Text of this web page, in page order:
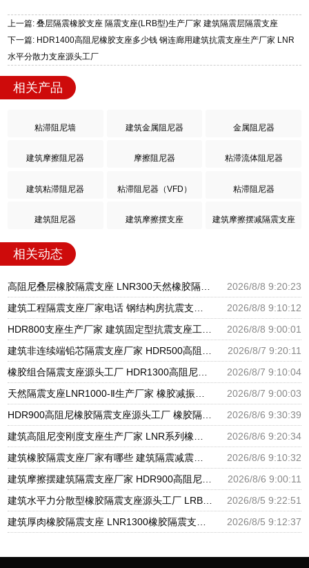
上一篇: 叠层隔震橡胶支座 隔震支座(LRB型)生产厂家 建筑隔震层隔震支座
下一篇: HDR1400高阻尼橡胶支座多少钱 钢连廊用建筑抗震支座生产厂家 LNR
水平分散力支座源头工厂
相关产品
粘滞阻尼墙 建筑金属阻尼器 金属阻尼器
建筑摩擦阻尼器 摩擦阻尼器 粘滞流体阻尼器
建筑粘滞阻尼器 粘滞阻尼器（VFD） 粘滞阻尼器
建筑阻尼器 建筑摩擦摆支座 建筑摩擦摆减隔震支座
相关动态
高阻尼叠层橡胶隔震支座 LNR300天然橡胶隔震支座多少钱 LNR隔震支座400(II型)厂家
2026/8/8 9:20:23
建筑工程隔震支座厂家电话 钢结构房抗震支座 抗震减振支座厂家电话
2026/8/8 9:10:12
HDR800支座生产厂家 建筑固定型抗震支座工厂 摩擦支座价格
2026/8/8 9:00:01
建筑非连续端铅芯隔震支座厂家 HDR500高阻尼橡胶支座多少钱 建筑橡胶隔震支座LNRLRB源头工厂
2026/8/7 9:20:11
橡胶组合隔震支座源头工厂 HDR1300高阻尼支座 天然橡胶隔震支座厂家直销
2026/8/7 9:10:04
天然隔震支座LNR1000-Ⅱ生产厂家 橡胶减振支座厂家 HDR600隔震支座厂家
2026/8/7 9:00:03
HDR900高阻尼橡胶隔震支座源头工厂 橡胶隔震支座商家生产厂家 LRB支座厂家
2026/8/6 9:30:39
建筑高阻尼变刚度支座生产厂家 LNR系列橡胶隔震支座源头工厂 HDR900高阻尼隔震支座
2026/8/6 9:20:34
建筑橡胶隔震支座厂家有哪些 建筑隔震减震隔震支座源头工厂 LNR1300天然隔震支座生产厂家
2026/8/6 9:10:32
建筑摩擦摆建筑隔震支座厂家 HDR900高阻尼橡胶支座多少钱 橡胶隔震支座供应商源头工厂
2026/8/6 9:00:11
建筑水平力分散型橡胶隔震支座源头工厂 LRB隔震支座 隔震支座LRB1200厂家
2026/8/5 9:22:51
建筑厚肉橡胶隔震支座 LNR1300橡胶隔震支座 建筑分散力型橡胶隔震支座源头工厂
2026/8/5 9:12:37